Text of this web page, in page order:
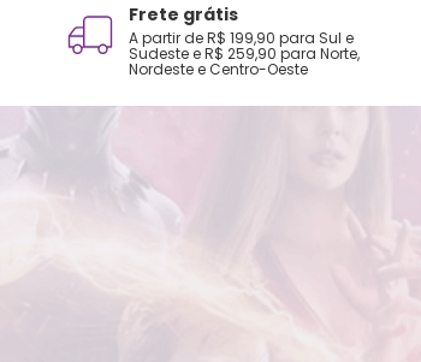
Frete grátis
A partir de R$ 199,90 para Sul e
Sudeste e R$ 259,90 para Norte,
Nordeste e Centro-Oeste